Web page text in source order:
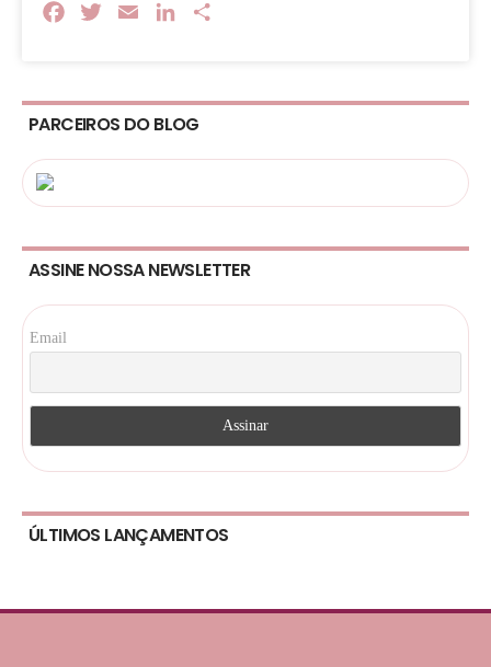
FacebookTwitterEmail LinkedIn
PARCEIROS DO BLOG
ASSINE NOSSA NEWSLETTER
Email
ÚLTIMOS LANÇAMENTOS